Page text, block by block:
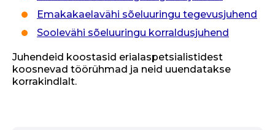
Emakakaelavähi sõeluuringu tegevusjuhend
Soolevähi sõeluuringu korraldusjuhend
Juhendeid koostasid erialaspetsialistidest
koosnevad töörühmad ja neid uuendatakse
korrakindlalt.